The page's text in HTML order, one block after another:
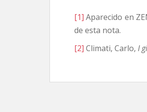
[1] Aparecido en
de esta nota.
[2] Climati, Carlo, I